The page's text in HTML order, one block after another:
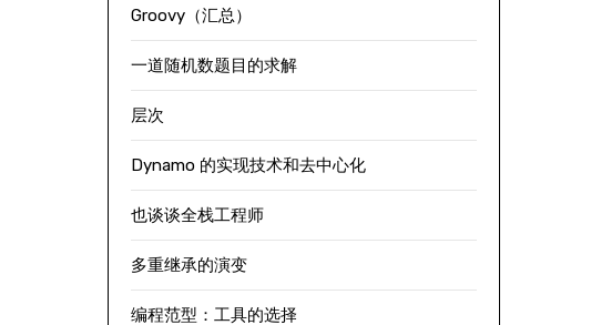
Groovy（汇总）
一道随机数题目的求解
层次
Dynamo 的实现技术和去中心化
也谈谈全栈工程师
多重继承的演变
编程范型：工具的选择